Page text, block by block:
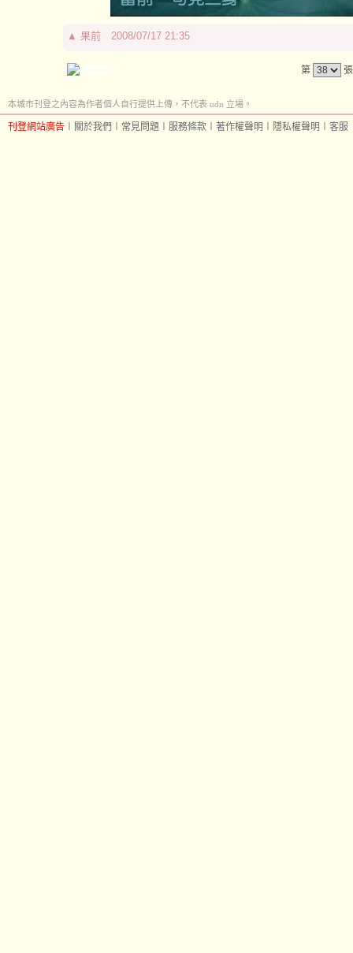
▲ 果前 2008/07/17 21:35
第
本城市刊登之內容為作者個人自行提供上傳，不代表 udn 立場。
刊登網站廣告 關於我們 常見問題 服務條款 著作權聲明 隱私權聲明 客服